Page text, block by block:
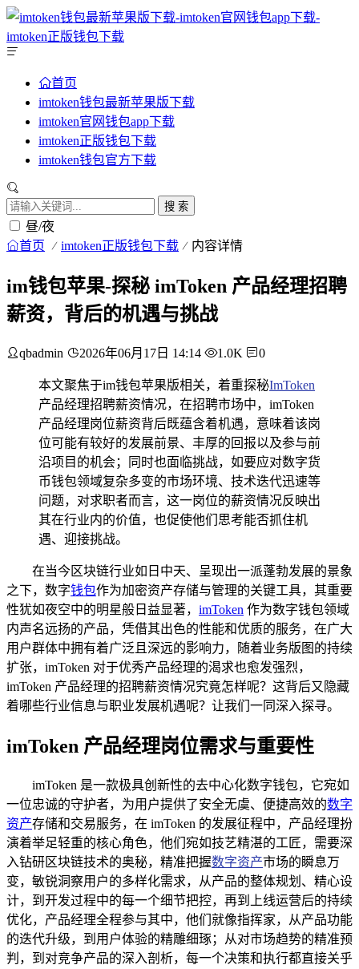
首页
imtoken钱包最新苹果版下载
imtoken官网钱包app下载
imtoken正版钱包下载
imtoken钱包官方下载
搜 索
昼/夜
首页 imtoken正版钱包下载 内容详情
im钱包苹果-探秘 imToken 产品经理招聘
薪资，背后的机遇与挑战
qbadmin 2026年06月17日 14:14 1.0K 0
本文聚焦于im钱包苹果版相关，着重探秘ImToken
产品经理招聘薪资情况，在招聘市场中，imToken
产品经理岗位薪资背后既蕴含着机遇，意味着该岗
位可能有较好的发展前景、丰厚的回报以及参与前
沿项目的机会；同时也面临挑战，如要应对数字货
币钱包领域复杂多变的市场环境、技术迭代迅速等
问题，对求职者而言，这一岗位的薪资情况反映出
其在行业内的价值，也促使他们思考能否抓住机
遇、迎接挑战。
在当今区块链行业如日中天、呈现出一派蓬勃发展的景象
之下，数字钱包作为加密资产存储与管理的关键工具，其重要
性犹如夜空中的明星般日益显著， imToken 作为数字钱包领域
内声名远扬的产品，凭借其出色的性能和优质的服务，在广大
用户群体中拥有着广泛且深远的影响力，随着业务版图的持续
扩张，imToken 对于优秀产品经理的渴求也愈发强烈，
imToken 产品经理的招聘薪资情况究竟怎样呢？这背后又隐藏
着哪些行业信息与职业发展机遇呢？让我们一同深入探寻。
imToken 产品经理岗位需求与重要性
imToken 是一款极具创新性的去中心化数字钱包，它宛如
一位忠诚的守护者，为用户提供了安全无虞、便捷高效的数字
资产存储和交易服务，在 imToken 的发展征程中，产品经理扮
演着举足轻重的核心角色，他们宛如技艺精湛的工匠，需要深
入钻研区块链技术的奥秘，精准把握数字资产市场的瞬息万
变，敏锐洞察用户的多样化需求，从产品的整体规划、精心设
计，到开发过程中的每一个细节把控，再到上线运营后的持续
优化，产品经理全程参与其中，他们就像指挥家，从产品功能
的迭代升级，到用户体验的精雕细琢；从对市场趋势的精准预
判，到对竞争产品的深入剖析，每一个决策和执行都直接关乎